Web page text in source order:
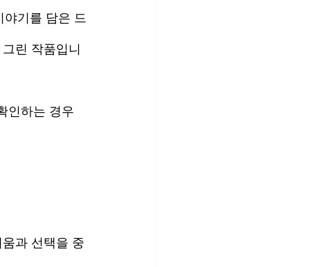
기를 담은 드
린 작품입니
인하는 경우
과 선택을 중